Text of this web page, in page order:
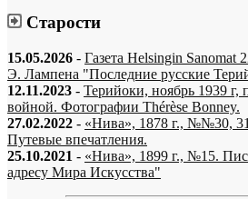
Старости
15.05.2026 - Газета Helsingin
Э. Лампена "Последние русские
12.11.2023 - Терийоки, ноябрь 1939 г,
войной. Фотографии Thérèse Bonney.
27.02.2022 - «Нива», 1878 г., №№30,
Путевые впечатления.
25.10.2021 - «Нива», 1899 г., №15.
адресу Мира Искусства"